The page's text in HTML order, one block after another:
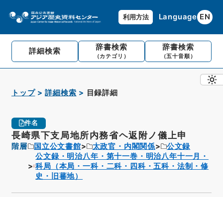
利用方法 Language EN
詳細検索 辞書検索
（カテゴリ）
辞書検索
（五十音順）
トップ 詳細検索 目録詳細
件名
長崎県下支局地所内務省ヘ返附ノ儀上申
階層 国立公文書館 太政官・内閣関係
公文録
公文録・明治八年・第十一巻・明治八年十一月・
科局（本局・一科・二科・四科・五科・法制・修
史・旧蕃地）